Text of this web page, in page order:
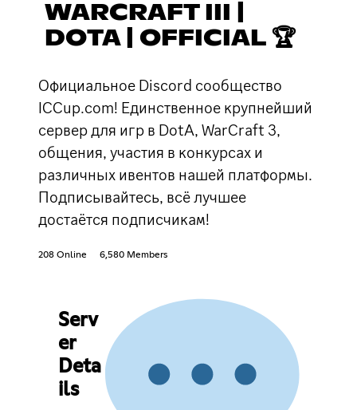
WARCRAFT III |
DOTA | OFFICIAL 🏆
Официальное Discord сообщество
ICCup.com! Единственное крупнейший
сервер для игр в DotA, WarCraft 3,
общения, участия в конкурсах и
различных ивентов нашей платформы.
Подписывайтесь, всё лучшее
достаётся подписчикам!
208 Online 6,580 Members
Serv
er
Deta
ils